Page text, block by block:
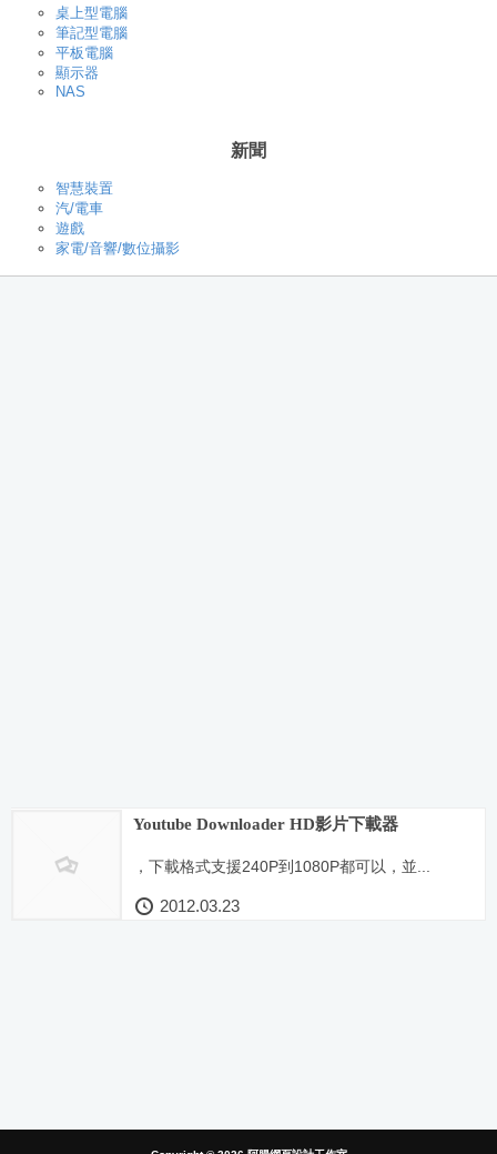
桌上型電腦
筆記型電腦
平板電腦
顯示器
NAS
新聞
智慧裝置
汽/電車
遊戲
家電/音響/數位攝影
Youtube Downloader HD影片下載器
，下載格式支援240P到1080P都可以，並...
2012.03.23